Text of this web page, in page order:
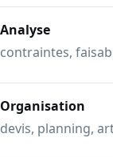
Analyse
contraintes,
Organisation
devis, planning,